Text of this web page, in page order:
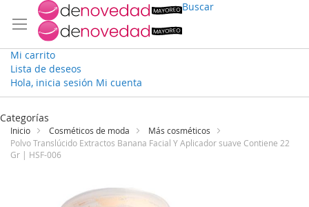
Buscar
Mi carrito
Lista de deseos
Hola, inicia sesión Mi cuenta
Ir
contenido
Categorías
Inicio Cosméticos de moda
Más cosméticos
Polvo Translúcido Extractos Banana Facial Y Aplicador suave Contiene 22
Gr | HSF-006